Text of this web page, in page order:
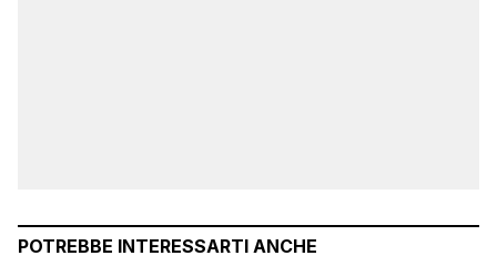
POTREBBE INTERESSARTI ANCHE